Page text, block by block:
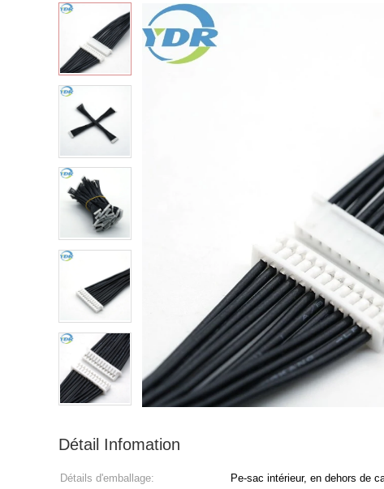
Détail Infomation
Détails d'emballage: Pe-sac intérieur, en dehors de